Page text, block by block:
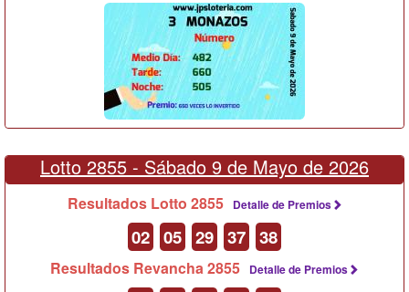
Lotto 2855 - Sábado 9 de Mayo de 2026
Resultados Lotto 2855 Detalle de Premios
02 05 29 37 38
Resultados Revancha 2855 Detalle de Premios